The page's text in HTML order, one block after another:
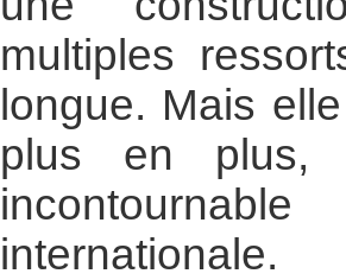
multiples
longue. Mais
plus en plus,
internationale.